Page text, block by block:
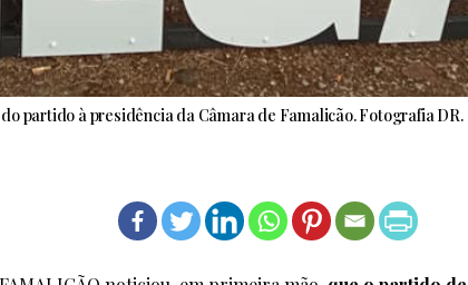
partido à presidência da Câmara de Famalicão. Fotografia DR.